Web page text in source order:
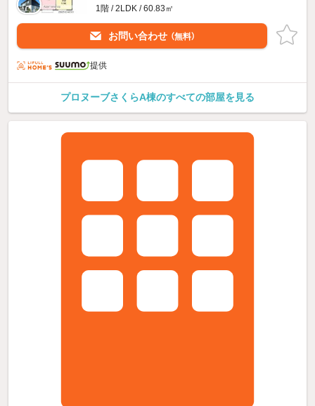
1階 / 2LDK / 60.83㎡
お問い合わせ （無料）
提供
プロヌーブさくらA棟のすべての部屋を見る